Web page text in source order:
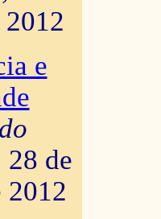
e
28 de
2012